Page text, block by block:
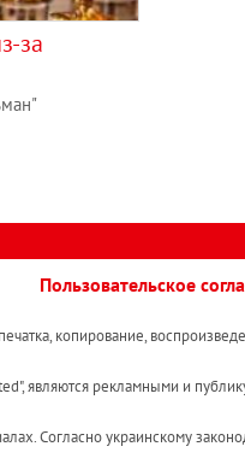
за
Пользовательское
копирование,
являются рекламными и
Согласно украинскому